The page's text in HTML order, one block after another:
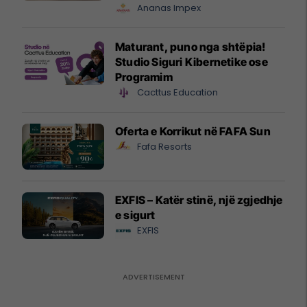
Ananas Impex
Maturant, puno nga shtëpia!
Studio Siguri Kibernetike ose
Programim
Cacttus Education
Oferta e Korrikut në FAFA Sun
Fafa Resorts
EXFIS – Katër stinë, një zgjedhje
e sigurt
EXFIS